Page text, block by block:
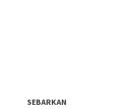
SEBARKAN